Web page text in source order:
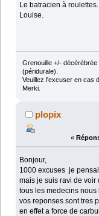
Le batracien à roulettes.
Louise.
Grenouille +/-
(péridurale).
Veuillez l'excuser en cas
Merki.
plopix
«
Bonjour,
1000 excuses je
mais je suis ravi de voir
tous les medecins nous
vos reponses sont tres
en effet a force de